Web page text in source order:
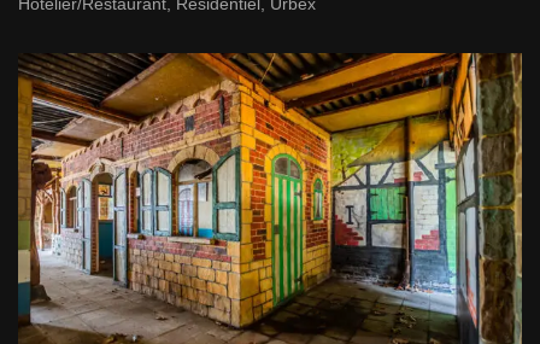
Hôtelier/Restaurant, Résidentiel , Urbex